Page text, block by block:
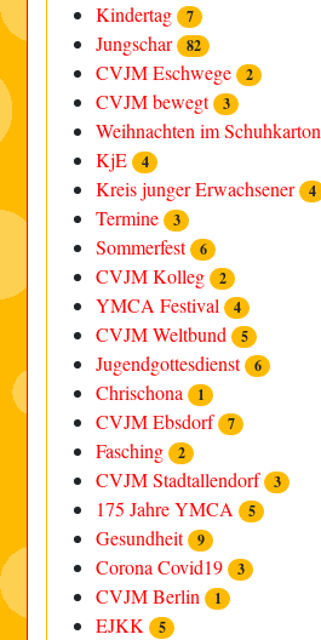
Kindertag 7
Jungschar 82
CVJM Eschwege 2
CVJM bewegt 3
Weihnachten im Schuhkarton
KjE 4
Kreis junger Erwachsener 4
Termine 3
Sommerfest 6
CVJM Kolleg 2
YMCA Festival 4
CVJM Weltbund 5
Jugendgottesdienst 6
Chrischona 1
CVJM Ebsdorf 7
Fasching 2
CVJM Stadtallendorf 3
175 Jahre YMCA 5
Gesundheit 9
Corona Covid19 3
CVJM Berlin 1
EJKK 5